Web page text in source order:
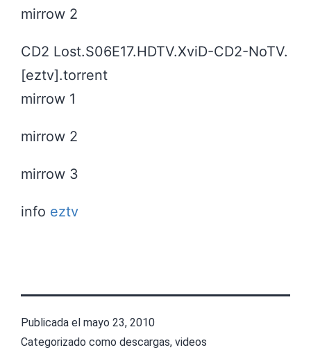
mirrow 2
CD2 Lost.S06E17.HDTV.XviD-CD2-NoTV.
[eztv].torrent
mirrow 1
mirrow 2
mirrow 3
info eztv
Publicada el mayo 23, 2010
Categorizado como descargas, videos